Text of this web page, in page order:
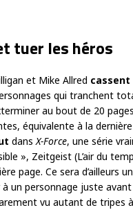
tuer les héros
et Mike Allred cassent
qui tranchent
au bout de 20
équivalente à la
dansX-Force, une série
», Zeitgeist (L’air du
page. Ce sera d’ailleurs
un personnage juste
vu autant de tripes